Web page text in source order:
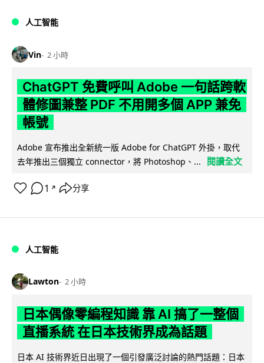
人工智能
Vin 2 小時
ChatGPT 免費呼叫 Adobe 一句話跨軟
體修圖兼整 PDF 不用開多個 APP 兼免
帳號
Adobe 宣布推出全新統一版 Adobe for ChatGPT 外掛，取代
去年推出三個獨立 connector，將 Photoshop、...
閱讀全文
1 ↗ 分享
人工智能
Lawton 2 小時
日本偶像零編程知識 靠 AI 搞了一整個
直播系統 在日本技術界成為話題
日本 AI 技術界近日出現了一個引發廣泛討論的熱門話題：日本